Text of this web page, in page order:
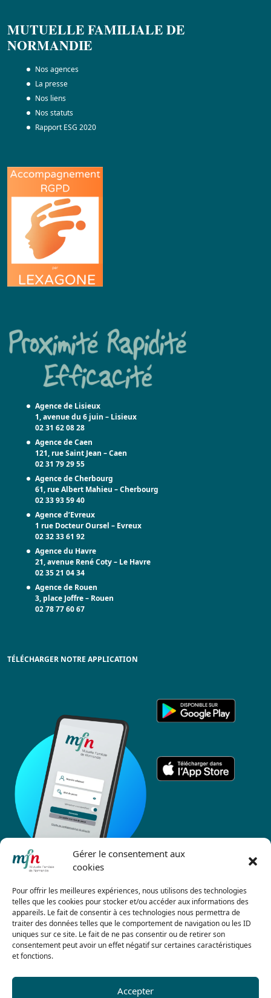
Gérer le consentement aux
cookies
Pour offrir les meilleures expériences, nous utilisons des technologies
telles que les cookies pour stocker et/ou accéder aux informations des
appareils. Le fait de consentir à ces technologies nous permettra de
traiter des données telles que le comportement de navigation ou les ID
uniques sur ce site. Le fait de ne pas consentir ou de retirer son
consentement peut avoir un effet négatif sur certaines caractéristiques
et fonctions.
Accepter
MUTUELLE FAMILIALE DE
NORMANDIE
Nos agences
La presse
Nos liens
Nos statuts
Rapport ESG 2020
Agence de Lisieux
1, avenue du 6 juin – Lisieux
02 31 62 08 28
Agence de Caen
121, rue Saint Jean –Caen
02 31 79 29 55
Agence de Cherbourg
61, rue Albert Mahieu – Cherbourg
02 33 93 59 40
Agence d’Evreux
1 rue Docteur Oursel – Evreux
02 32 33 61 92
Agence du Havre
21, avenue René Coty – Le Havre
02 35 21 04 34
Agence de Rouen
3, place Joffre – Rouen
02 78 77 60 67
TÉLÉCHARGER NOTRE APPLICATION
Contactez-nous